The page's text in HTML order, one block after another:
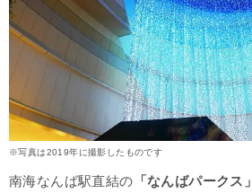
※写真は2019年に撮影したものです
南海なんば駅直結の 「なんばパークス」